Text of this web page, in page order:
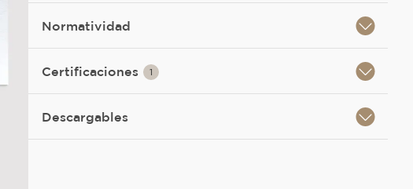
Normatividad
Certificaciones 1
Descargables